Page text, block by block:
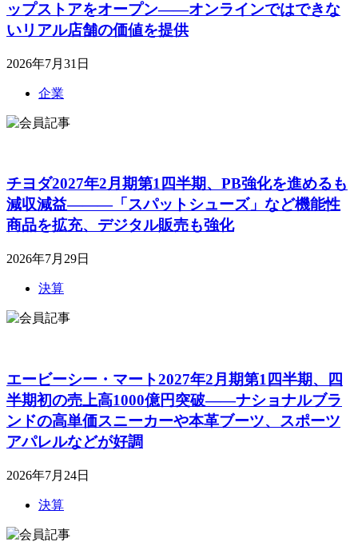
ップストアをオープン――オンラインではできな
いリアル店舗の価値を提供
2026年7月31日
企業
チヨダ2027年2月期第1四半期、PB強化を進めるも
減収減益―――「スパットシューズ」など機能性
商品を拡充、デジタル販売も強化
2026年7月29日
決算
エービーシー・マート2027年2月期第1四半期、四
半期初の売上高1000億円突破――ナショナルブラ
ンドの高単価スニーカーや本革ブーツ、スポーツ
アパレルなどが好調
2026年7月24日
決算